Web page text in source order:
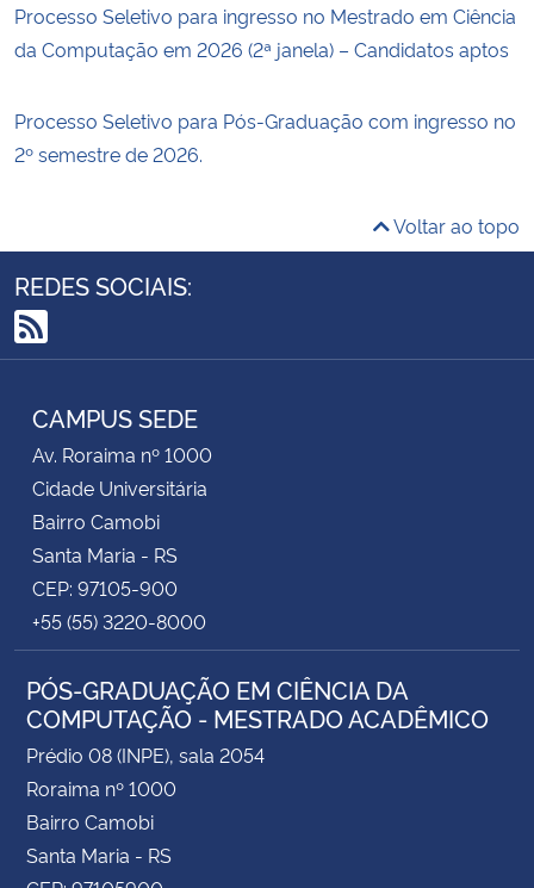
Processo Seletivo para ingresso no Mestrado em Ciência
da Computação em 2026 (2ª janela) – Candidatos aptos
Processo Seletivo para Pós-Graduação com ingresso no
2º semestre de 2026.
Voltar ao topo
REDES SOCIAIS:
RSS
CAMPUS SEDE
Av. Roraima nº 1000
Cidade Universitária
Bairro Camobi
Santa Maria - RS
CEP: 97105-900
+55 (55) 3220-8000
PÓS-GRADUAÇÃO EM CIÊNCIA DA
COMPUTAÇÃO - MESTRADO ACADÊMICO
Prédio 08 (INPE), sala 2054
Roraima nº 1000
Bairro Camobi
Santa Maria - RS